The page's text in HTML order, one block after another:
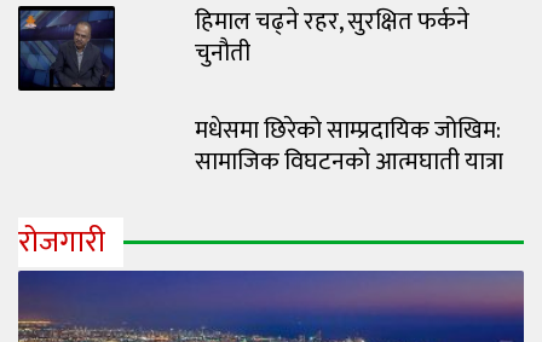
हिमाल चढ्ने रहर, सुरक्षित फर्कने
चुनौती
मधेसमा छिरेको साम्प्रदायिक जोखिम:
सामाजिक विघटनको आत्मघाती यात्रा
रोजगारी